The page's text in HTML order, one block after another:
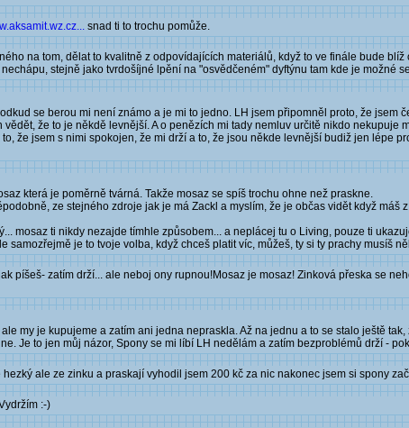
snad ti to trochu pomůže.
na tom, dělat to kvalitně z odpovídajících materiálů, když to ve finále bude
stejně jako tvrdošíjné lpění na "osvědčeném" dyftýnu tam kde je možné
se berou mi není známo a je mi to jedno. LH jsem připomněl proto, že jsem
vědět, že to je někdě levnější. A o penězích mi tady nemluv určitě nikdo
že jsem s nimi spokojen, že mi drží a to, že jsou někde levnější budiž jen lépe
která je poměrně tvárná. Takže mosaz se spíš trochu ohne než praskne.
ze stejného zdroje jak je má Zackl a myslím, že je občas vidět když máš
mosaz ti nikdy nezajde tímhle způsobem... a neplácej tu o Living, pouze ti
samozřejmě je to tvoje volba, když chceš platit víc, můžeš, ty si ty prachy musíš
píšeš- zatím drží... ale neboj ony rupnou!Mosaz je mosaz! Zinková přeska se
my je kupujeme a zatím ani jedna nepraskla. Až na jednu a to se stalo ještě
Je to jen můj názor, Spony se mi líbí LH nedělám a zatím bezproblémů drží -
ale ze zinku a praskají vyhodil jsem 200 kč za nic nakonec jsem si spony
:-)